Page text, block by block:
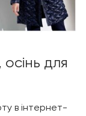
для
в інтернет-